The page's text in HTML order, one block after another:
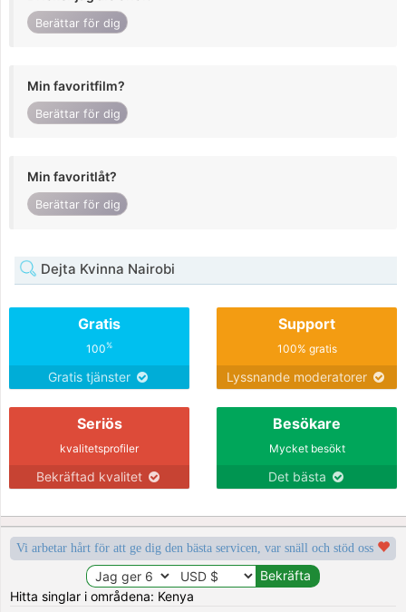
Berättar för dig
Min favoritfilm?
Berättar för dig
Min favoritlåt?
Berättar för dig
Dejta Kvinna Nairobi
Gratis
100%
Gratis tjänster
Support
100% gratis
Lyssnande moderatorer
Seriös
kvalitetsprofiler
Bekräftad kvalitet
Besökare
Mycket besökt
Det bästa
Vi arbetar hårt för att ge dig den bästa servicen, var snäll och stöd oss
Hitta singlar i områdena: Kenya